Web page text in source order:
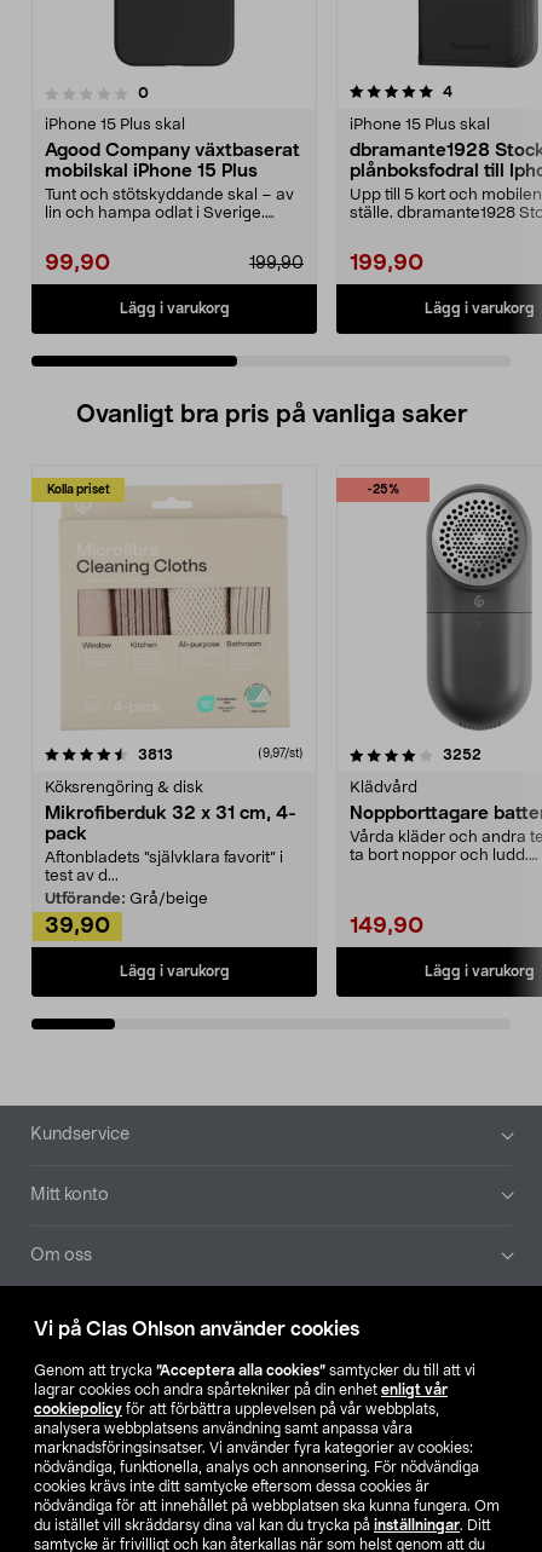
Vi på Clas Ohlson använder cookies
Genom att trycka ”Acceptera alla cookies” samtycker du till att vi
lagrar cookies och andra spårtekniker på din enhet enligt vår
cookiepolicy för att förbättra upplevelsen på vår webbplats,
analysera webbplatsens användning samt anpassa våra
marknadsföringsinsatser. Vi använder fyra kategorier av cookies:
nödvändiga, funktionella, analys och annonsering. För nödvändiga
cookies krävs inte ditt samtycke eftersom dessa cookies är
nödvändiga för att innehållet på webbplatsen ska kunna fungera. Om
du istället vill skräddarsy dina val kan du trycka på inställningar. Ditt
samtycke är frivilligt och kan återkallas när som helst genom att du
0recensioner
iPhone 15 Plus skal
Agood Company växtbaserat
mobilskal iPhone 15 Plus
Tunt och stötskyddande skal – av
lin och hampa odlat i Sverige.
99,90 199,90
Lägg i varukorg
5.0 av 5 stjärnor 4recensioner
iPhone 15 Plus skal
dbramante1928
plånboksfodral till
Plus
Upp till 5 kort och
ställe. dbramante1928
199,90
Lägg i varukorg
5.0 av 5 stjärnor
Ovanligt bra pris på vanliga saker
Kolla priset
3813 (9,97/st)
Köksrengöring & disk
Mikrofiberduk 32 x 31 cm, 4-
pack
Aftonbladets "självklara favorit” i
test av d...
Utförande: Grå/beige
39,90
Lägg i varukorg
-25%
4.0av 5 stjärnor 3252
Klädvård
Noppborttagare
Vårda kläder och andra
ta bort noppor och ludd.
149,90
Lägg i varukorg
4.5av 5 stjärnor
Sidfot
Kundservice
Mitt konto
Om oss
Aktuellt
Våra bolag
Hitta butik
SE NO FI